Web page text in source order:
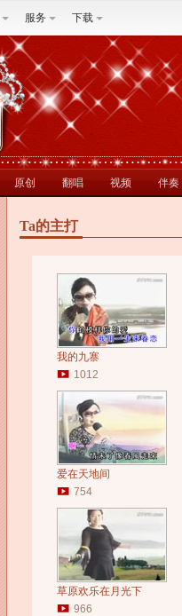
服务 下载
原创 翻唱 视频 伴奏
Ta的主打
我的九寨
1012
爱在天地间
754
草原欢乐在月光下
966